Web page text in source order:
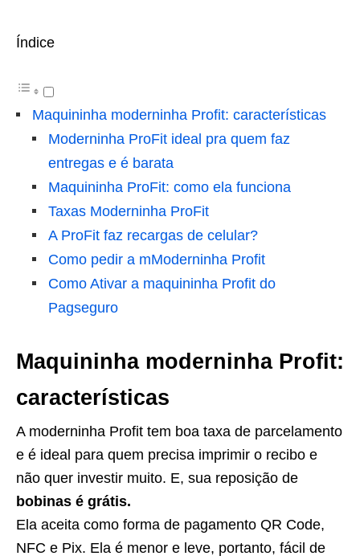
Índice
Maquininha moderninha Profit: características
Moderninha ProFit ideal pra quem faz
entregas e é barata
Maquininha ProFit: como ela funciona
Taxas Moderninha ProFit
A ProFit faz recargas de celular?
Como pedir a mModerninha Profit
Como Ativar a maquininha Profit do
Pagseguro
Maquininha moderninha Profit:
características
A moderninha Profit tem boa taxa de parcelamento
e é ideal para quem precisa imprimir o recibo e
não quer investir muito. E, sua reposição de
bobinas é grátis.
Ela aceita como forma de pagamento QR Code,
NFC e Pix. Ela é menor e leve, portanto, fácil de